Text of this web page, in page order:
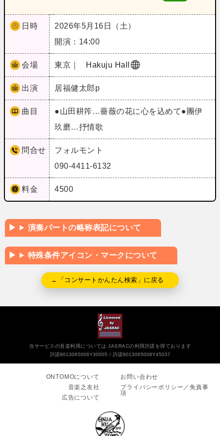
日時
2026年5月16日（土）
開演：14:00
会場 東京｜ Hakuju Hall
出演 居福健太郎p
曲目
●山田耕筰…薔薇の花に心を込めて●團伊
玖磨…抒情歌
問合せ
フォルモント
090-4411-6132
料金 4500
演奏パートの略称表記について
特殊条件アイコン・マークについて
←「コンサートかんたん検索」に戻る
当サービスの音楽利用については JASRACの利用許諾を得ております
許諾9013065006Y30005
許諾9013065008Y45037
ONTOMOについて
音楽之友社
広告について
お問い合わせ
プライバシーポリシー／免責事
項